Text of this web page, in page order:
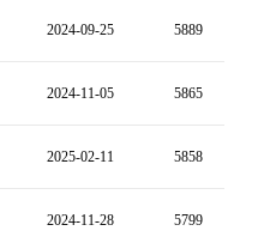
2024-09-25 5889
2024-11-05 5865
2025-02-11 5858
2024-11-28 5799